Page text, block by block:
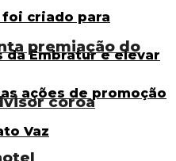
premiação do
coroa